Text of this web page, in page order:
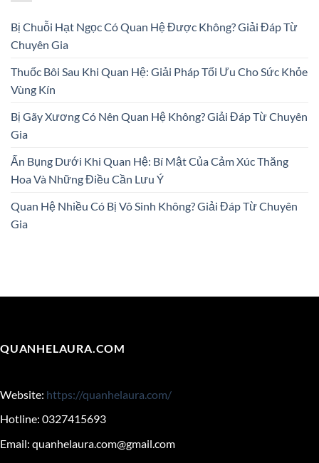
Bị Chuỗi Hạt Ngọc Có Quan Hệ Được Không? Giải Đáp Từ
Chuyên Gia
Thuốc Bôi Sau Khi Quan Hệ: Giải Pháp Tối Ưu Cho Sức Khỏe
Vùng Kín
Bị Gãy Xương Có Nên Quan Hệ Không? Giải Đáp Từ Chuyên
Gia
Ấn Bụng Dưới Khi Quan Hệ: Bí Mật Của Cảm Xúc Thăng
Hoa Và Những Điều Cần Lưu Ý
Quan Hệ Nhiều Có Bị Vô Sinh Không? Giải Đáp Từ Chuyên
Gia
QUANHELAURA.COM
Website: https://quanhelaura.com/
Hotline: 0327415693
Email: quanhelaura.com@gmail.com